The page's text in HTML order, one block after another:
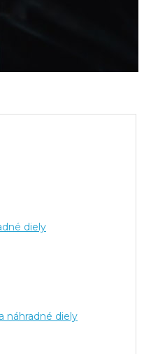
diely
náhradné diely